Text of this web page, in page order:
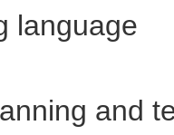
language
and